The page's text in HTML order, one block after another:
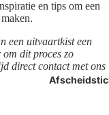
en tips om een
een uitvaartkist een
dit proces zo
direct contact met ons